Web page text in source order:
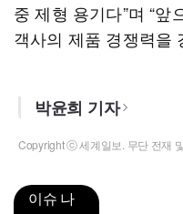
중 제형 용기다”며 “앞
객사의 제품 경쟁력을
박윤희 기자
Copyright ⓒ 세계일보. 무단 전재
이슈 나